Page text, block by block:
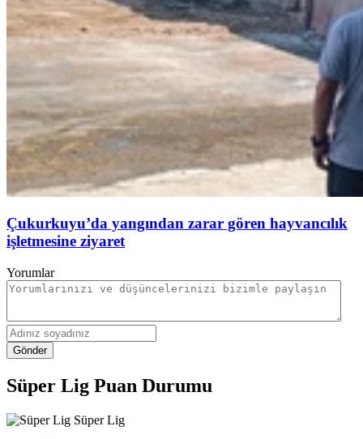
Çukurkuyu’da yangından zarar gören hayvancılık
işletmesine ziyaret
Yorumlar
Gönder
Süper Lig Puan Durumu
Süper Lig